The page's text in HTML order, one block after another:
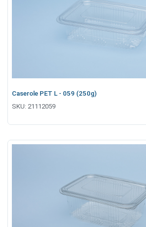
Caserole PET L - 059 (250g)
SKU: 21112059